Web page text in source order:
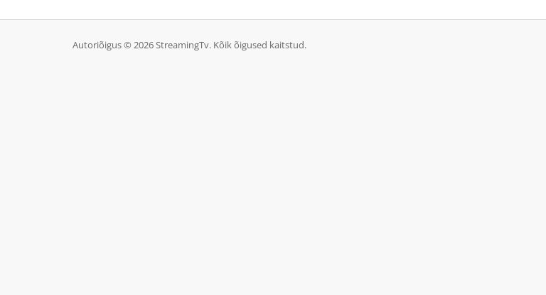
Autoriõigus © 2026 StreamingTv. Kõik õigused kaitstud.